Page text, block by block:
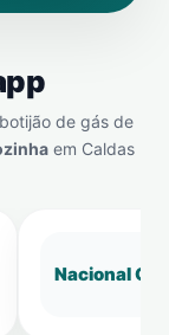
de gás de
em Caldas
Nacional Gás